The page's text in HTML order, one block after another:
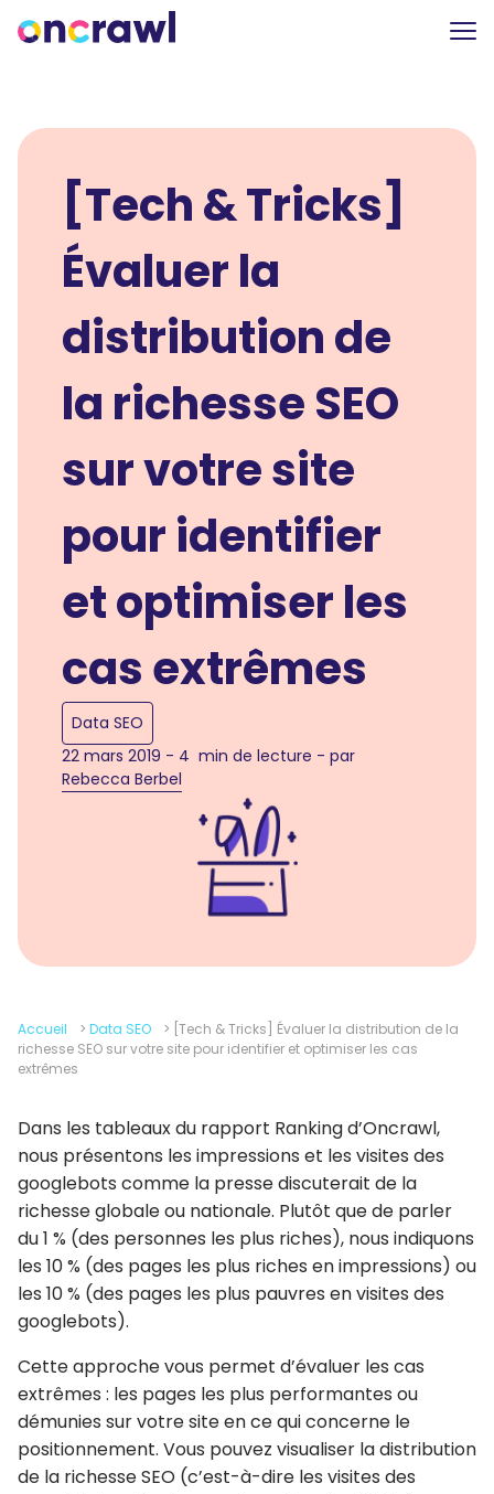
[Tech & Tricks]
Évaluer la
distribution de
la richesse SEO
sur votre site
pour identifier
et optimiser les
cas extrêmes
Data SEO
22 mars 2019 - 4 min de lecture - par
Rebecca Berbel
Accueil > Data SEO > [Tech & Tricks] Évaluer la distribution de la
richesse SEO sur votre site pour identifier et optimiser les cas
extrêmes
Dans les tableaux du rapport Ranking d’Oncrawl,
nous présentons les impressions et les visites des
googlebots comme la presse discuterait de la
richesse globale ou nationale. Plutôt que de parler
du 1 % (des personnes les plus riches), nous indiquons
les 10 % (des pages les plus riches en impressions) ou
les 10 % (des pages les plus pauvres en visites des
googlebots).
Cette approche vous permet d’évaluer les cas
extrêmes : les pages les plus performantes ou
démunies sur votre site en ce qui concerne le
positionnement. Vous pouvez visualiser la distribution
de la richesse SEO (c’est-à-dire les visites des